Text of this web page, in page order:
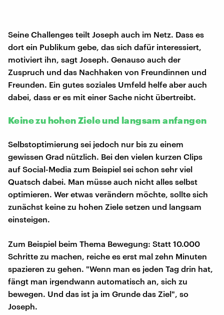
Seine Challenges teilt Joseph auch im Netz. Dass es
dort ein Publikum gebe, das sich dafür interessiert,
motiviert ihn, sagt Joseph. Genauso auch der
Zuspruch und das Nachhaken von Freundinnen und
Freunden. Ein gutes soziales Umfeld helfe aber auch
dabei, dass er es mit einer Sache nicht übertreibt.
Keine zu hohen Ziele und langsam anfangen
Selbstoptimierung sei jedoch nur bis zu einem
gewissen Grad nützlich. Bei den vielen kurzen Clips
auf Social-Media zum Beispiel sei schon sehr viel
Quatsch dabei. Man müsse auch nicht alles selbst
optimieren. Wer etwas verändern möchte, sollte sich
zunächst keine zu hohen Ziele setzen und langsam
einsteigen.
Zum Beispiel beim Thema Bewegung: Statt 10.000
Schritte zu machen, reiche es erst mal zehn Minuten
spazieren zu gehen. "Wenn man es jeden Tag drin hat,
fängt man irgendwann automatisch an, sich zu
bewegen. Und das ist ja im Grunde das Ziel", so
Joseph.